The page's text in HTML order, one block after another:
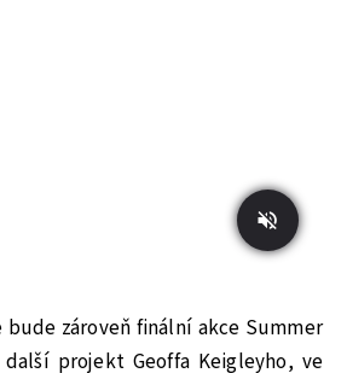
zároveň finální akce Summer
projekt Geoffa Keigleyho, ve